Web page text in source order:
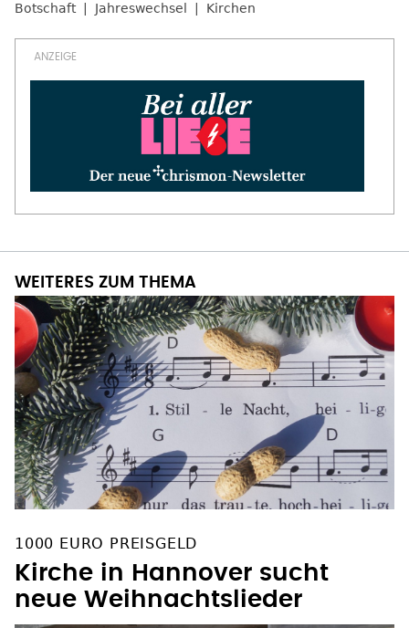
Botschaft Jahreswechsel Kirchen
WEITERES ZUM THEMA
1000 EURO PREISGELD
Kirche in Hannover sucht
neue Weihnachtslieder